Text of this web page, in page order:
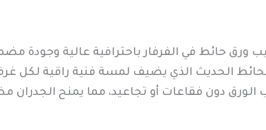
حائط في الفرفار باحترافية عالية وجودة
الحديث الذي يضيف لمسة فنية راقية لكل
دون فقاعات أو تجاعيد، مما يمنح الجدران